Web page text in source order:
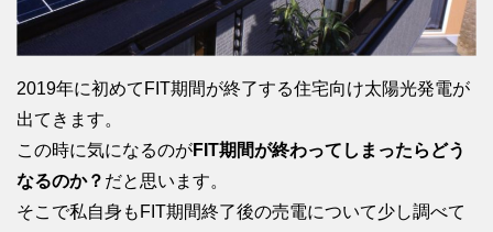
2019年に初めてFIT期間が終了する住宅向け太陽光発電が
出てきます。
この時に気になるのがFIT期間が終わってしまったらどう
なるのか？ だと思います。
そこで私自身もFIT期間終了後の売電について少し調べて